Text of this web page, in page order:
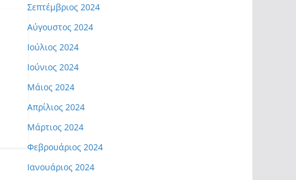
Σεπτέμβριος 2024
Αύγουστος 2024
Ιούλιος 2024
Ιούνιος 2024
Μάιος 2024
Απρίλιος 2024
Μάρτιος 2024
Φεβρουάριος 2024
Ιανουάριος 2024